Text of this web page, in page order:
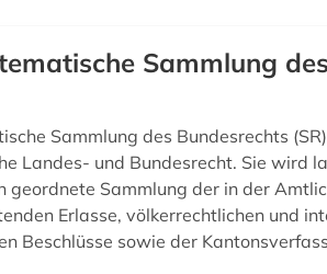
Sammlung
Sammlung des Bundesrechts
Landes- und Bundesrecht. Sie wird
geordnete Sammlung der in der
Erlasse, völkerrechtlichen und
Beschlüsse sowie der